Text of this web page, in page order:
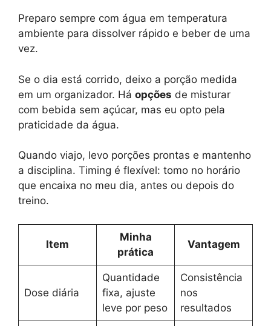
Preparo sempre com água em temperatura
ambiente para dissolver rápido e beber de uma
vez.
Se o dia está corrido, deixo a porção medida
em um organizador. Há opções de misturar
com bebida sem açúcar, mas eu opto pela
praticidade da água.
Quando viajo, levo porções prontas e mantenho
a disciplina. Timing é flexível: tomo no horário
que encaixa no meu dia, antes ou depois do
treino.
Item
Minha
prática
Vantagem
Dose diária
Quantidade
fixa, ajuste
leve por peso
Consistência
nos
resultados